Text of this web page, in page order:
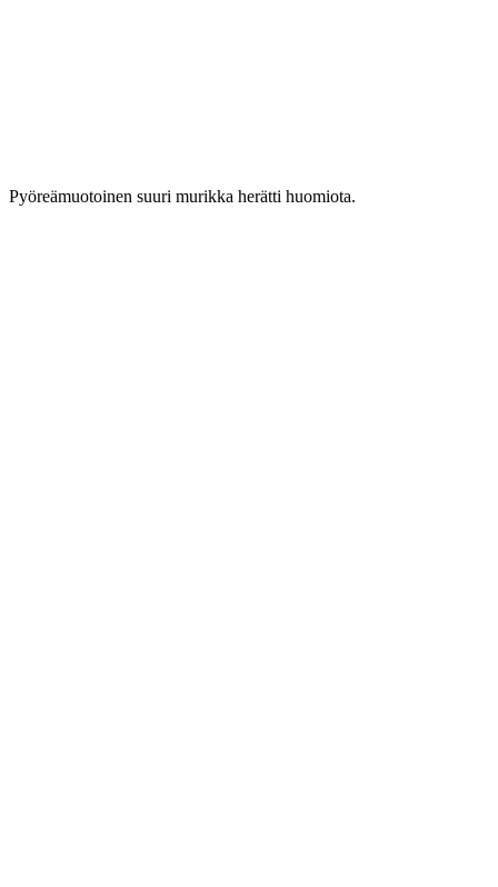
Pyöreämuotoinen suuri murikka herätti huomiota.